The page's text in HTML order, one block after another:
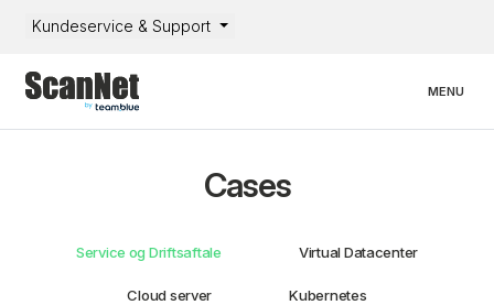
Kundeservice & Support
Toggle
MENU
Cases
Service og Driftsaftale Virtual Datacenter
Cloud server Kubernetes